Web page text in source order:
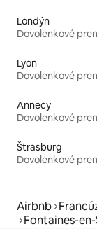
Londýn
Dovolenkové
Lyon
Dovolenkové
Annecy
Dovolenkové
Štrasburg
Dovolenkové
Airbnb
Fontaines-